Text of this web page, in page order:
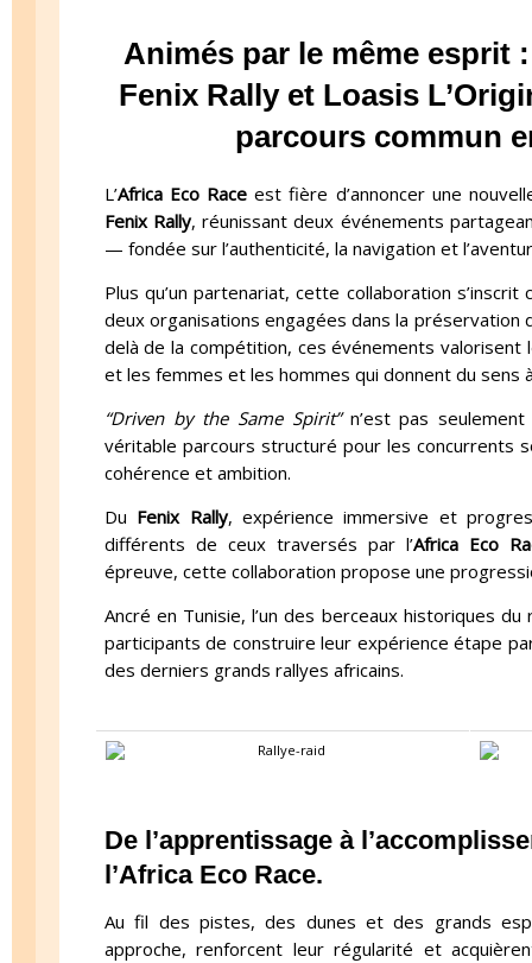
Animés par le même esprit
Fenix Rally et Loasis
parcours commun
L’Africa Eco Race est fière d’annoncer une
Fenix Rally, réunissant deux événements
— fondée sur l’authenticité, la navigation et
Plus qu’un partenariat, cette collaboration
deux organisations engagées dans la préservation
delà de la compétition, ces événements
et les femmes et les hommes qui donnent du sens
“Driven by the Same Spirit”n’est pas
véritable parcours structuré pour les concurrents
cohérence et ambition.
Du Fenix Rally, expérience immersive et
différents de ceux traversés par l’Africa Eco
épreuve, cette collaboration propose une
Ancré en Tunisie, l’un des berceaux historiques
participants de construire leur expérience étape
des derniers grands rallyes africains.
De l’apprentissage à
l’Africa Eco Race.
Au fil des pistes, des dunes et des grands
approche, renforcent leur régularité et